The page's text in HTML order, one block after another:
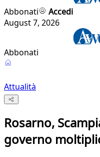
Abbonati
Accedi
August 7, 2026
Abbonati
Attualità
Rosarno,
governo